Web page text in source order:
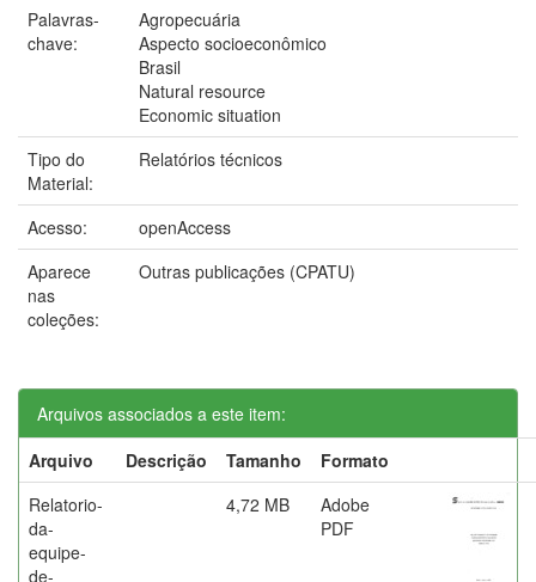
Palavras-
chave:
Agropecuária
Aspecto socioeconômico
Brasil
Natural resource
Economic situation
Tipo do
Material:
Relatórios técnicos
Acesso:
openAccess
Aparece
nas
coleções:
Outras publicações (CPATU)
Arquivos associados a este item:
Arquivo
Descrição Tamanho
Formato
Relatorio-
da-
equipe-
de-
4,72 MB
Adobe
PDF